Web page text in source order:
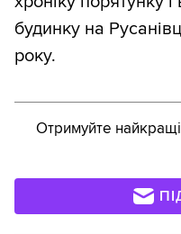
будинку на
року.
Отримуйте найкращі